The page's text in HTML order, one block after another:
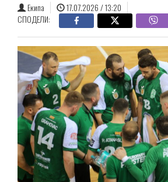
Екипа
17.07.2026 / 13:20
СПОДЕЛИ: